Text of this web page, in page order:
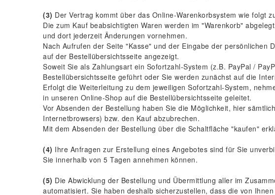
(3) Der Vertrag kommt über das Online-Warenkorbsystem wie folgt
Die zum Kauf beabsichtigten Waren werden im "Warenkorb"
und dort jederzeit Änderungen vornehmen.
Nach Aufrufen der Seite "Kasse" und der Eingabe der persönlichen
auf der Bestellübersichtsseite angezeigt.
Soweit Sie als Zahlungsart ein Sofortzahl-System (z.B. PayPal /
Bestellübersichtsseite geführt oder Sie werden zunächst auf die
Erfolgt die Weiterleitung zu dem jeweiligen Sofortzahl-System,
in unseren Online-Shop auf die Bestellübersichtsseite geleitet.
Vor Absenden der Bestellung haben Sie die Möglichkeit, hier
Internetbrowsers) bzw. den Kauf abzubrechen.
Mit dem Absenden der Bestellung über die Schaltfläche "kaufen"
(4) Ihre Anfragen zur Erstellung eines Angebotes sind für Sie
Sie innerhalb von 5 Tagen annehmen können.
(5) Die Abwicklung der Bestellung und Übermittlung aller im
automatisiert. Sie haben deshalb sicherzustellen, dass die von